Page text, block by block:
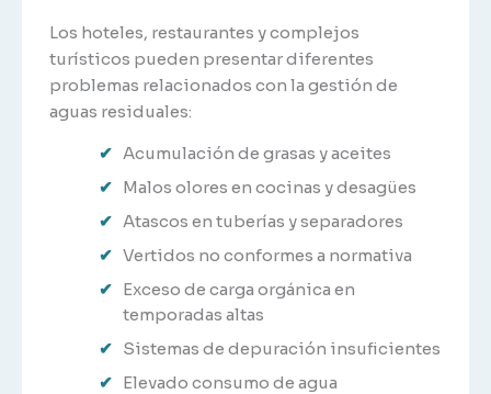
Los hoteles, restaurantes y complejos
turísticos pueden presentar diferentes
problemas relacionados con la gestión de
aguas residuales:
Acumulación de grasas y aceites
Malos olores en cocinas y desagües
Atascos en tuberías y separadores
Vertidos no conformes a normativa
Exceso de carga orgánica en
temporadas altas
Sistemas de depuración insuficientes
Elevado consumo de agua